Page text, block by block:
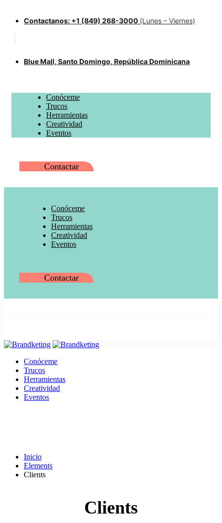
Contactanos: +1 (849) 268-3000 (Lunes – Viernes)
Blue Mall, Santo Domingo, República Dominicana
Conóceme
Trucos
Herramientas
Creatividad
Eventos
Contactar
Conóceme
Trucos
Herramientas
Creatividad
Eventos
Contactar
Conóceme
Trucos
Herramientas
Creatividad
Eventos
Inicio
Elements
Clients
Clients